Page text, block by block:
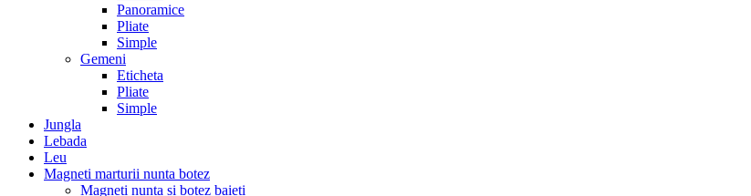
Panoramice
Pliate
Simple
Gemeni
Eticheta
Pliate
Simple
Jungla
Lebada
Leu
Magneti marturii nunta botez
Magneti nunta si botez baieti